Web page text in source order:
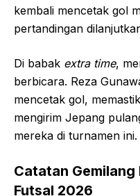
kembali mencetak gol
pertandingan
Di babak extra time,
berbicara. Reza
mencetak gol,
mengirim Jepang
mereka di turnamen ini.
Catatan
Futsal 2026